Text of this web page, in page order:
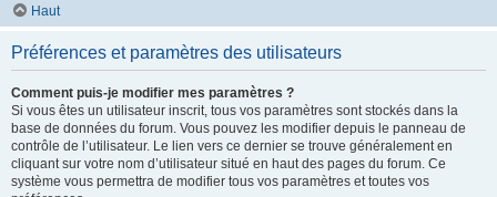
Haut
Préférences et paramètres des utilisateurs
Comment puis-je modifier mes paramètres ?
Si vous êtes un utilisateur inscrit, tous vos paramètres sont stockés dans la
base de données du forum. Vous pouvez les modifier depuis le panneau de
contrôle de l’utilisateur. Le lien vers ce dernier se trouve généralement en
cliquant sur votre nom d’utilisateur situé en haut des pages du forum. Ce
système vous permettra de modifier tous vos paramètres et toutes vos